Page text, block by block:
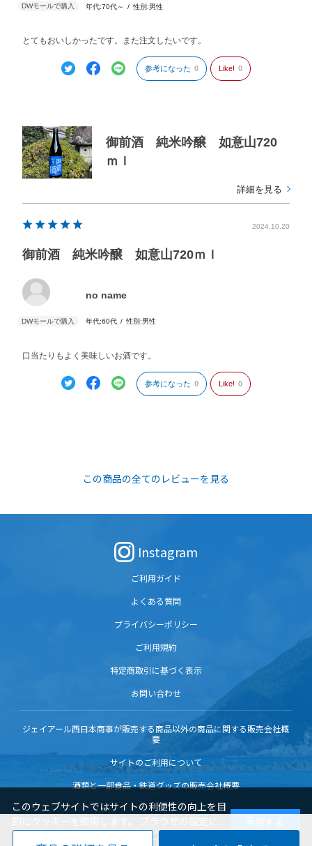
年代:70代～ 性別:男性
とてもおいしかったです。また注文したいです。
参考になった 0 Like! 0
御前酒 純米吟醸 如意山720
ｍｌ
詳細を見る
2024.10.20
御前酒 純米吟醸 如意山720ｍｌ
no name
年代:60代 性別:男性
口当たりもよく美味しいお酒です。
参考になった 0 Like! 0
この商品の全てのレビューを見る
Instagram
ご利用ガイド
よくある質問
プライバシーポリシー
ご利用規約
特定商取引に基づく表示
お問い合わせ
ジェイアール西日本商事が販売する商品以外の商品に関する販売会社概
要
サイトのご利用について
酒類と一部食品・鉄道グッズの販売会社概要
このウェブサイトではサイトの利便性の向上を目
的にクッキーを使用します。 ブラウザの設定に
よりクッキーの機能を変更することもできます。